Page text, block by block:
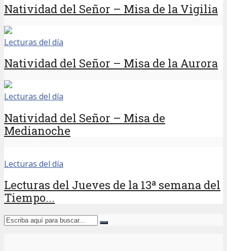
Natividad del Señor – Misa de la Vigilia
Lecturas del día
Natividad del Señor – Misa de la Aurora
Lecturas del día
Natividad del Señor – Misa de
Medianoche
Lecturas del día
Lecturas del Jueves de la 13ª semana del
Tiempo...